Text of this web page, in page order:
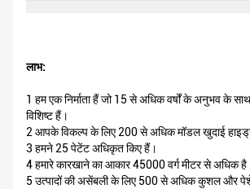
लाभ:
1 हम एक निर्माता हैं जो 15 से अधिक वर्षों के अनुभव के साथ
विशिष्ट हैं।
2 आपके विकल्प के लिए 200 से अधिक मॉडल खुदाई
3 हमने 25 पेटेंट अधिकृत किए हैं।
4 हमारे कारखाने का आकार 45000 वर्ग मीटर से अधिक
5 उत्पादों की असेंबली के लिए 500 से अधिक कुशल और